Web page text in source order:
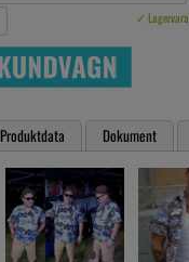
✓ Lagervara
Produktdata Dokument